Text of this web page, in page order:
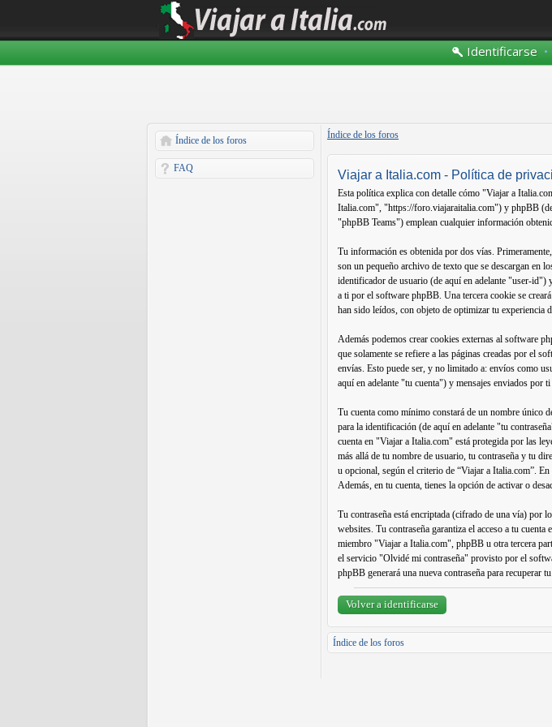
Identificarse •
Índice de los foros
FAQ
Índice de los foros
Viajar a Italia.com - Política de
Esta política explica con detalle cómo "Viajar a
Italia.com", "https://foro.viajaraitalia.com") y phpBB
"phpBB Teams") emplean cualquier información
Tu información es obtenida por dos vías.
son un pequeño archivo de texto que se descargan en
identificador de usuario (de aquí en adelante "user-id")
a ti por el software phpBB. Una tercera cookie se
han sido leídos, con objeto de optimizar tu experiencia
Además podemos crear cookies externas al software
que solamente se refiere a las páginas creadas por el
envías. Esto puede ser, y no limitado a: envíos como
aquí en adelante "tu cuenta") y mensajes enviados por
Tu cuenta como mínimo constará de un nombre único
para la identificación (de aquí en adelante "tu
cuenta en "Viajar a Italia.com" está protegida por las
más allá de tu nombre de usuario, tu contraseña y tu
u opcional, según el criterio de “Viajar a Italia.com”.
Además, en tu cuenta, tienes la opción de activar o
Tu contraseña está encriptada (cifrado de una vía) por
websites. Tu contraseña garantiza el acceso a tu
miembro "Viajar a Italia.com", phpBB u otra tercera
el servicio "Olvidé mi contraseña" provisto por el
phpBB generará una nueva contraseña para recuperar
Volver a identificarse
Índice de los foros